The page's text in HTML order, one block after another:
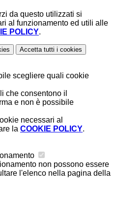
da questo utilizzati si
al funzionamento ed utili alle
POLICY.
Accetta tutti i cookies
scegliere quali cookie
che consentono il
e non è possibile
necessari al
la COOKIE POLICY.
non possono essere
l'elenco nella pagina della